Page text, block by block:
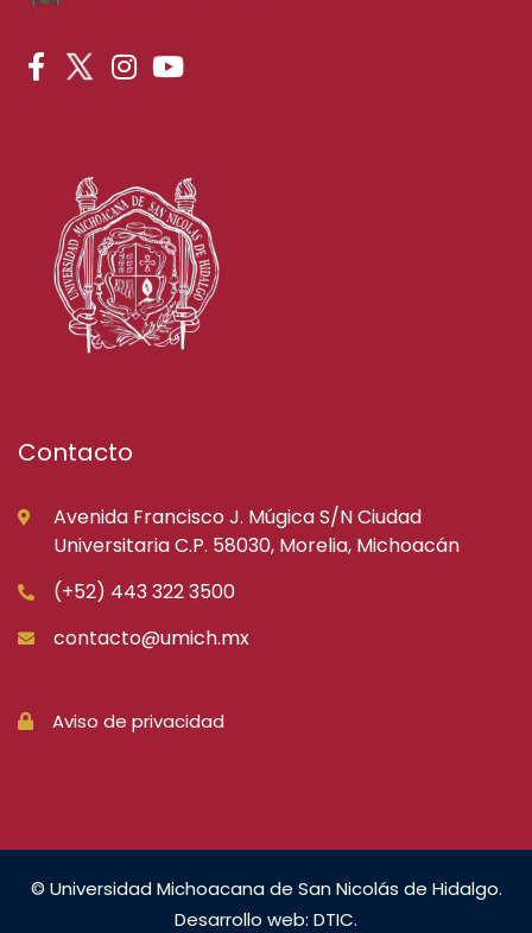
Contacto
Avenida Francisco J. Múgica S/N Ciudad
Universitaria C.P. 58030, Morelia, Michoacán
(+52) 443 322 3500
contacto@umich.mx
Aviso de privacidad
© Universidad Michoacana de San Nicolás de Hidalgo.
Desarrollo web: DTIC.